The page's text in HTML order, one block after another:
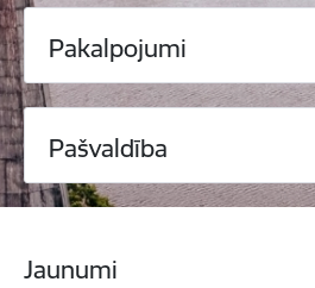
Pakalpojumi
Pašvaldība
Jaunumi